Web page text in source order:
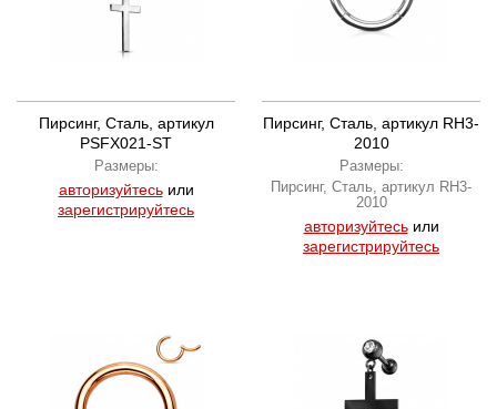
Пирсинг, Сталь, артикул
PSFX021-ST
Размеры:
авторизуйтесьили
зарегистрируйтесь
Пирсинг, Сталь, артикул RH3-
2010
Размеры:
Пирсинг, Сталь, артикул RH3-
2010
авторизуйтесьили
зарегистрируйтесь